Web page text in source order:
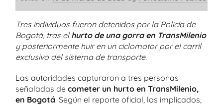
Tres individuos fueron detenidos por la Policía de
Bogotá, tras elhurto de una gorra en TransMilenio
y posteriormente huir en un ciclomotor por el carril
exclusivo del sistema de transporte.
Las autoridades capturaron a tres personas
señaladas de cometer un hurto en TransMilenio,
en Bogotá. Según el reporte oficial, los implicados,